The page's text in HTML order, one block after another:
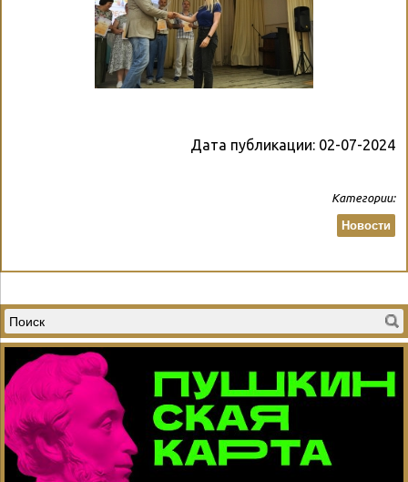
Дата публикации: 02-07-2024
Категории:
Новости